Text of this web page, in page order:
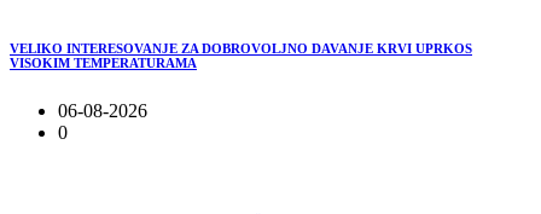
VELIKO INTERESOVANJE ZA DOBROVOLJNO DAVANJE KRVI UPRKOS
VISOKIM TEMPERATURAMA
06-08-2026
0